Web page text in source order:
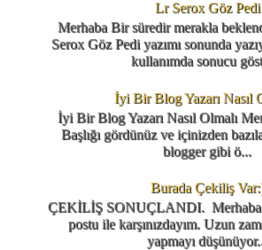
Lr Serox Göz Pedi
Merhaba Bir süredir merakla
Serox Göz Pedi yazımı sonunda
kullanımda sonucu
İyi Bir Blog Yazarı Nasıl
İyi Bir Blog Yazarı Nasıl Olmalı
Başlığı gördünüz ve içinizden
blogger gibi ö...
Burada Çekiliş
ÇEKİLİŞ SONUÇLANDI. Merhaba
postu ile karşınızdayım. Uzun
yapmayı